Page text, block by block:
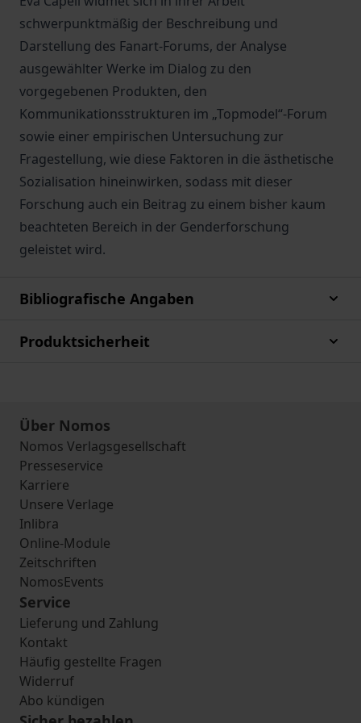
schwerpunktmäßig der Beschreibung und
Darstellung des Fanart-Forums, der Analyse
ausgewählter Werke im Dialog zu den
vorgegebenen Produkten, den
Kommunikationsstrukturen im „Topmodel“-Forum
sowie einer empirischen Untersuchung zur
Fragestellung, wie diese Faktoren in die ästhetische
Sozialisation hineinwirken, sodass mit dieser
Forschung auch ein Beitrag zu einem bisher kaum
beachteten Bereich in der Genderforschung
geleistet wird.
Bibliografische Angaben
Produktsicherheit
Über Nomos
Nomos Verlagsgesellschaft
Presseservice
Karriere
Unsere Verlage
Inlibra
Online-Module
Zeitschriften
NomosEvents
Service
Lieferung und Zahlung
Kontakt
Häufig gestellte Fragen
Widerruf
Abo kündigen